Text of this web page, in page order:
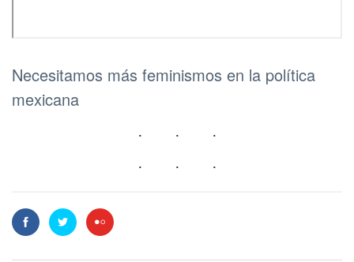
Necesitamos más feminismos en la política
mexicana